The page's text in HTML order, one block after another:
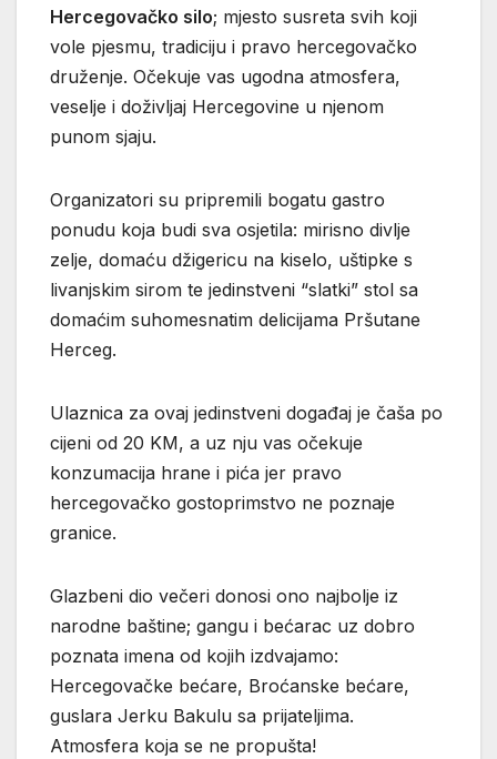
Hercegovačko silo; mjesto susreta svih koji
vole pjesmu, tradiciju i pravo hercegovačko
druženje. Očekuje vas ugodna atmosfera,
veselje i doživljaj Hercegovine u njenom
punom sjaju.
Organizatori su pripremili bogatu gastro
ponudu koja budi sva osjetila: mirisno divlje
zelje, domaću džigericu na kiselo, uštipke s
livanjskim sirom te jedinstveni “slatki” stol sa
domaćim suhomesnatim delicijama Pršutane
Herceg.
Ulaznica za ovaj jedinstveni događaj je čaša po
cijeni od 20 KM, a uz nju vas očekuje
konzumacija hrane i pića jer pravo
hercegovačko gostoprimstvo ne poznaje
granice.
Glazbeni dio večeri donosi ono najbolje iz
narodne baštine; gangu i bećarac uz dobro
poznata imena od kojih izdvajamo:
Hercegovačke bećare, Broćanske bećare,
guslara Jerku Bakulu sa prijateljima.
Atmosfera koja se ne propušta!